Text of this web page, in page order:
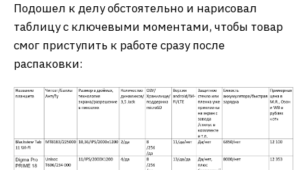
Подошел к делу обстоятельно и нарисовал
таблицу с ключевыми моментами, чтобы товар
смог приступить к работе сразу после
распаковки: